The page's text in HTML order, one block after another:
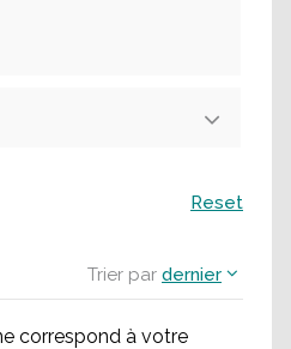
Trier par dernier
correspond à votre
Reset